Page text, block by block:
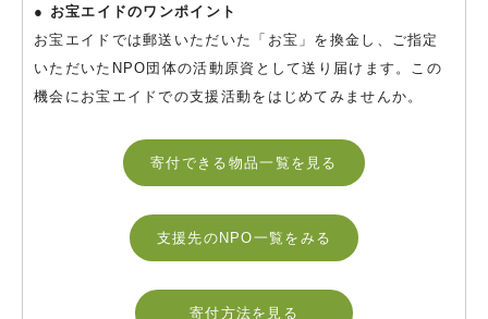
● お宝エイドのワンポイント
お宝エイドでは郵送いただいた「お宝」を換金し、ご指定
いただいたNPO団体の活動原資として送り届けます。この
機会にお宝エイドでの支援活動をはじめてみませんか。
寄付できる物品一覧を見る
支援先のNPO一覧をみる
寄付方法を見る